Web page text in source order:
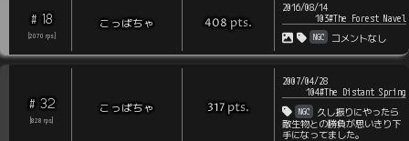
# 18
2070 rps
こっぱちゃ 408 pts.
2016/08/14
103#The Forest Navel
NGC コメントなし
# 32
[828 rps
こっぱちゃ 317 pts.
2007/04/28
104#The Distant Spring
NGC
久し振りにやったら
敵生物との勝負が思いきり下
手になってました。